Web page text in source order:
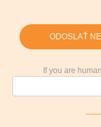
ODOSLAŤ
If you are